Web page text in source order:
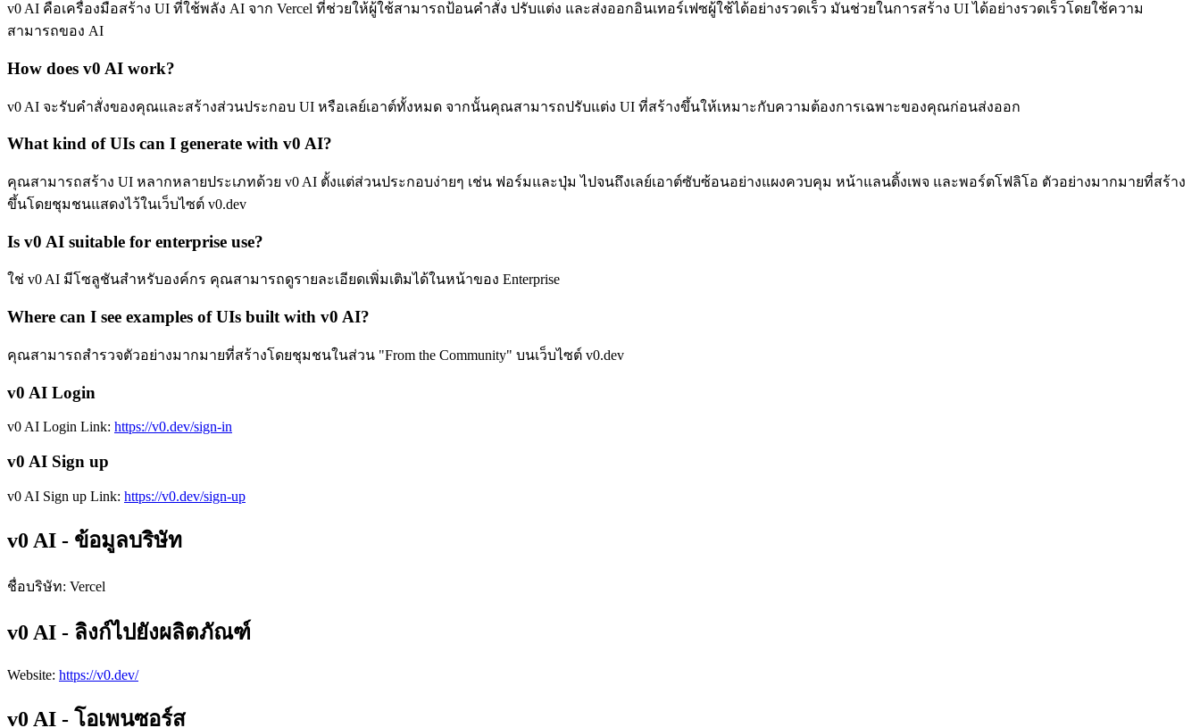
v0 AI คือเครื่องมือสร้าง UI ที่ใช้พลัง AI จาก Vercel ที่ช่วยให้ผู้ใช้สามารถป้อนคำสั่ง ปรับแต่ง และส่งออกอินเทอร์เฟซผู้ใช้ได้อย่างรวดเร็ว มันช่วยในการสร้าง UI ได้อย่างรวดเร็วโดยใช้ความ
สามารถของ AI
How does v0 AI work?
v0 AI จะรับคำสั่งของคุณและสร้างส่วนประกอบ UI หรือเลย์เอาต์ทั้งหมด จากนั้นคุณสามารถปรับแต่ง UI ที่สร้างขึ้นให้เหมาะกับความต้องการเฉพาะของคุณก่อนส่งออก
What kind of UIs can I generate with v0 AI?
คุณสามารถสร้าง UI หลากหลายประเภทด้วย v0 AI ตั้งแต่ส่วนประกอบง่ายๆ เช่น ฟอร์มและปุ่ม ไปจนถึงเลย์เอาต์ซับซ้อนอย่างแผงควบคุม หน้าแลนดิ้งเพจ และพอร์ตโฟลิโอ ตัวอย่างมากมายที่สร้าง
ขึ้นโดยชุมชนแสดงไว้ในเว็บไซต์ v0.dev
Is v0 AI suitable for enterprise use?
ใช่ v0 AI มีโซลูชันสำหรับองค์กร คุณสามารถดูรายละเอียดเพิ่มเติมได้ในหน้าของ Enterprise
Where can I see examples of UIs built with v0 AI?
คุณสามารถสำรวจตัวอย่างมากมายที่สร้างโดยชุมชนในส่วน "From the Community" บนเว็บไซต์ v0.dev
v0 AI Login
v0 AI Login Link: https://v0.dev/sign-in
v0 AI Sign up
v0 AI Sign up Link: https://v0.dev/sign-up
v0 AI - ข้อมูลบริษัท
ชื่อบริษัท: Vercel
v0 AI - ลิงก์ไปยังผลิตภัณฑ์
Website: https://v0.dev/
v0 AI - โอเพนซอร์ส